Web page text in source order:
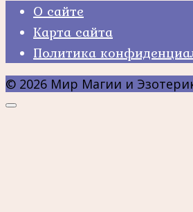
О сайте
Карта сайта
Политика
© 2026 Мир Магии и